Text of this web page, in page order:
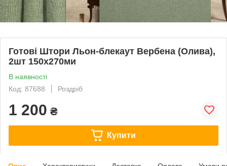
Готові Штори Льон-блекаут Вербена (Олива),
2шт 150х270ми
В наявності
Код: 87688
Роздріб
1 200 ₴
Купити